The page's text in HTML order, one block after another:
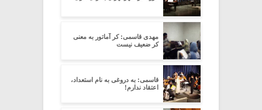
مهدی قاسمی: کر آماتور به معنی
کر ضعیف نیست
قاسمی: به دروغی به نام استعداد،
اعتقاد ندارم!